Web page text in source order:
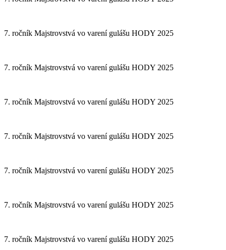
7. ročník Majstrovstvá vo varení gulášu HODY 2025
7. ročník Majstrovstvá vo varení gulášu HODY 2025
7. ročník Majstrovstvá vo varení gulášu HODY 2025
7. ročník Majstrovstvá vo varení gulášu HODY 2025
7. ročník Majstrovstvá vo varení gulášu HODY 2025
7. ročník Majstrovstvá vo varení gulášu HODY 2025
7. ročník Majstrovstvá vo varení gulášu HODY 2025